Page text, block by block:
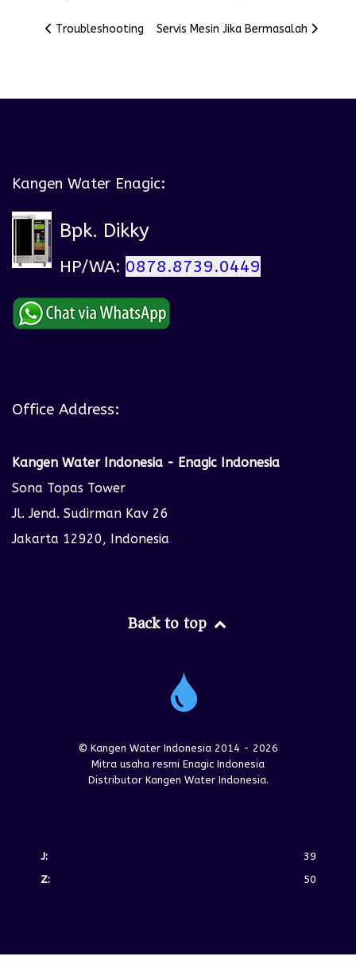
Previous article: Troubleshooting
Troubleshooting Next article: Servis Mesin Jika
Servis Mesin Jika Bermasalah
Kangen Water Enagic:
Bpk. Dikky
HP/WA: 0878.8739.0449
Office Address:
Kangen Water Indonesia - Enagic Indonesia
Sona Topas Tower
Jl. Jend. Sudirman Kav 26
Jakarta 12920, Indonesia.
Back to top
© Kangen Water Indonesia 2014 - 2026
Mitra usaha resmi Enagic Indonesia
Distributor Kangen Water Indonesia.
J:
39
Z:
50